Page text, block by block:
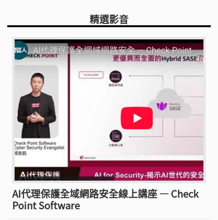
精選影音
AI代理保護全域網路安全線上講座 — Check
Point Software